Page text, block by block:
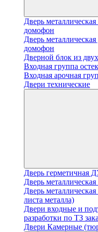
Дверь
домофон
Дверь
домофон
Дверной блок из
Входная группа
Входная арочная
Двери технические
Дверь герметичная
Дверь
Дверь
листа металла)
Двери входные и
разработки по ТЗ
Двери Камерные